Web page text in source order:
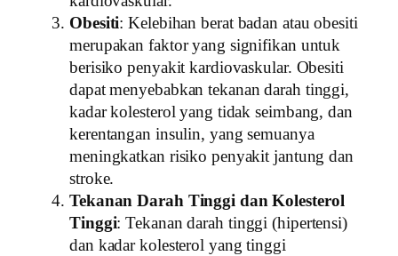
Obesiti: Kelebihan berat badan atau obesiti
merupakan faktor yang signifikan untuk
berisiko penyakit kardiovaskular. Obesiti
dapat menyebabkan tekanan darah tinggi,
kadar kolesterol yang tidak seimbang, dan
kerentangan insulin, yang semuanya
meningkatkan risiko penyakit jantung dan
stroke.
Tekanan Darah Tinggi dan Kolesterol
Tinggi: Tekanan darah tinggi (hipertensi)
dan kadar kolesterol yang tinggi